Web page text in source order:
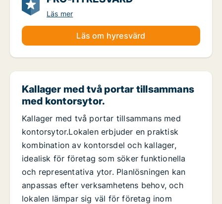
Läs mer
Läs om hyresvärd
Kallager med två portar tillsammans
med kontorsytor.
Kallager med två portar tillsammans med
kontorsytor.Lokalen erbjuder en praktisk
kombination av kontorsdel och kallager,
idealisk för företag som söker funktionella
och representativa ytor. Planlösningen kan
anpassas efter verksamhetens behov, och
lokalen lämpar sig väl för företag inom